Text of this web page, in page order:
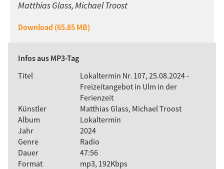
Matthias Glass, Michael Troost
Download (65.85 MB)
Infos aus MP3-Tag
Titel
Lokaltermin Nr. 107, 25.08.2024 -
Freizeitangebot in Ulm in der
Ferienzeit
Künstler
Matthias Glass, Michael Troost
Album
Lokaltermin
Jahr
2024
Genre
Radio
Dauer
47:56
Format
mp3, 192Kbps